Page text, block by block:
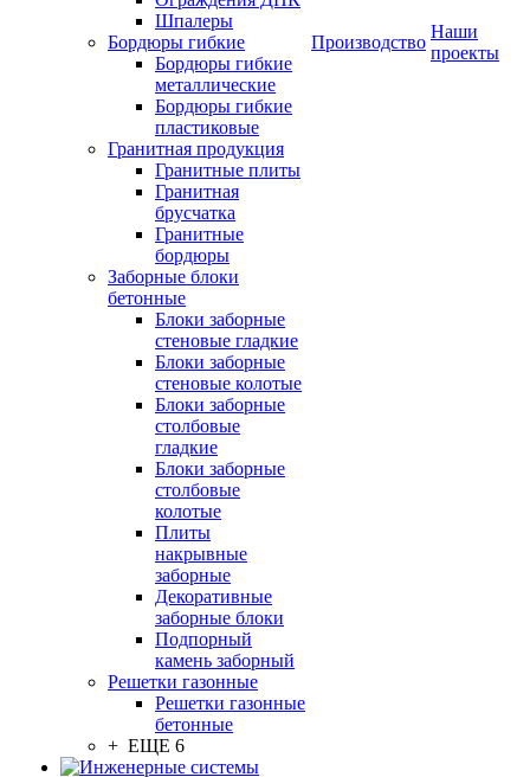
Шпалеры
Бордюры гибкие
Бордюры гибкие
металлические
Бордюры гибкие
пластиковые
Гранитная продукция
Гранитные плиты
Гранитная
брусчатка
Гранитные
бордюры
Заборные блоки
бетонные
Блоки заборные
стеновые гладкие
Блоки заборные
стеновые колотые
Блоки заборные
столбовые
гладкие
Блоки заборные
столбовые
колотые
Плиты
накрывные
заборные
Декоративные
заборные блоки
Подпорный
камень заборный
Решетки газонные
Решетки газонные
бетонные
+ ЕЩЕ 6
Производство
Наши
проекты